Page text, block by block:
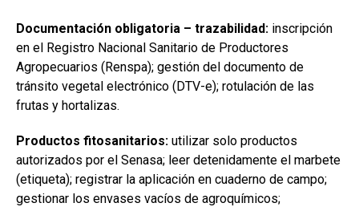
Documentación obligatoria – trazabilidad: inscripción
en el Registro Nacional Sanitario de Productores
Agropecuarios (Renspa); gestión del documento de
tránsito vegetal electrónico (DTV-e); rotulación de las
frutas y hortalizas.
Productos fitosanitarios: utilizar solo productos
autorizados por el Senasa; leer detenidamente el marbete
(etiqueta); registrar la aplicación en cuaderno de campo;
gestionar los envases vacíos de agroquímicos;